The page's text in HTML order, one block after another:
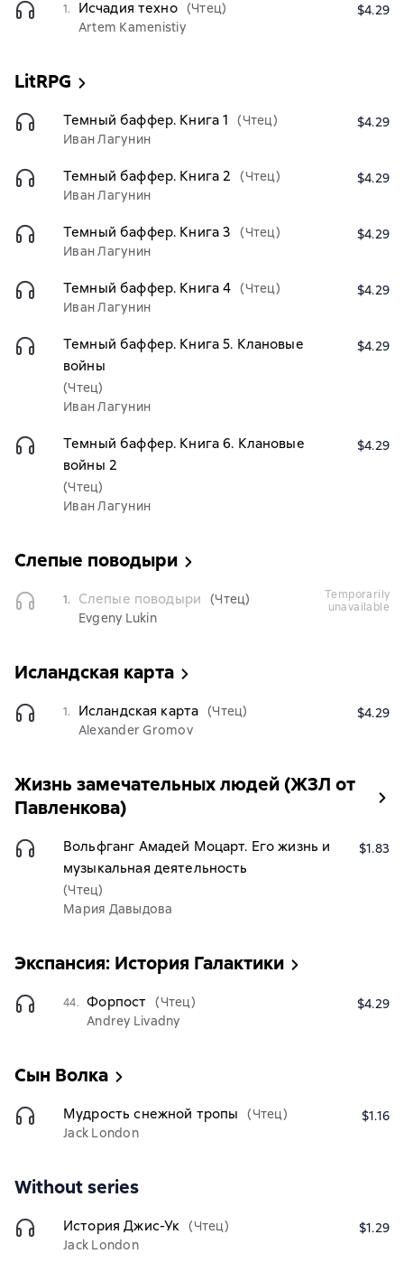
1. Исчадия техно (Чтец)
Artem Kamenistiy
$4.29
LitRPG
Темный баффер. Книга 1
(Чтец)
Иван Лагунин
$4.29
Темный баффер. Книга 2
(Чтец)
Иван Лагунин
$4.29
Темный баффер. Книга 3
(Чтец)
Иван Лагунин
$4.29
Темный баффер. Книга 4 (Чтец)
Иван Лагунин
$4.29
Темный баффер. Книга 5. Клановые
войны
(Чтец)
Иван Лагунин
$4.29
Темный баффер. Книга 6. Клановые
войны 2
(Чтец)
Иван Лагунин
$4.29
Слепые поводыри
1. Слепые поводыри
(Чтец)
Evgeny Lukin
temporarily
unavailable
Исландская карта
1. Исландская карта (Чтец)
Alexander Gromov
$4.29
Жизнь замечательных людей (ЖЗЛ от
Павленкова)
Вольфганг Амадей Моцарт. Его жизнь и
музыкальная деятельность
(Чтец)
Мария Давыдова
$1.83
Экспансия: История Галактики
44. Форпост (Чтец)
Andrey Livadny
$4.29
Сын Волка
Мудрость снежной тропы
(Чтец)
Jack London
$1.16
Without series
История Джис-Ук (Чтец)
Jack London
$1.29